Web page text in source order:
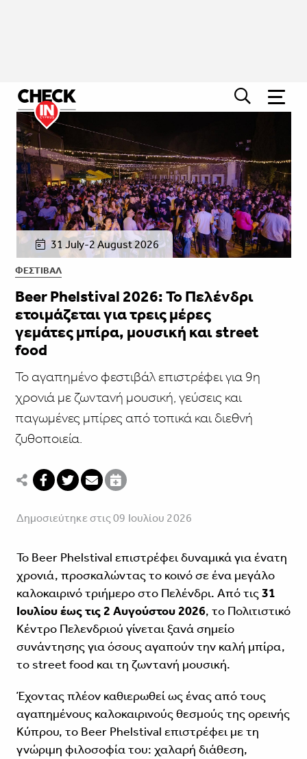
31 July-2 August 2026
ΦΕΣΤΙΒΑΛ
Beer Phelstival 2026: Το Πελένδρι
ετοιμάζεται για τρεις μέρες
γεμάτες μπίρα, μουσική και street
food
Το αγαπημένο φεστιβάλ επιστρέφει για 9η
χρονιά με ζωντανή μουσική, γεύσεις και
παγωμένες μπίρες από τοπικά και διεθνή
ζυθοποιεία.
Δημοσιεύτηκε στις 09 Ιουλίου 2026
Το Beer Phelstival επιστρέφει δυναμικά για ένατη
χρονιά, προσκαλώντας το κοινό σε ένα μεγάλο
καλοκαιρινό τριήμερο στο Πελένδρι. Από τις 31
Ιουλίου έως τις 2 Αυγούστου 2026, το Πολιτιστικό
Κέντρο Πελενδριού γίνεται ξανά σημείο
συνάντησης για όσους αγαπούν την καλή μπίρα,
το street food και τη ζωντανή μουσική.
Έχοντας πλέον καθιερωθεί ως ένας από τους
αγαπημένους καλοκαιρινούς θεσμούς της ορεινής
Κύπρου, το Beer Phelstival επιστρέφει με τη
γνώριμη φιλοσοφία του: χαλαρή διάθεση,